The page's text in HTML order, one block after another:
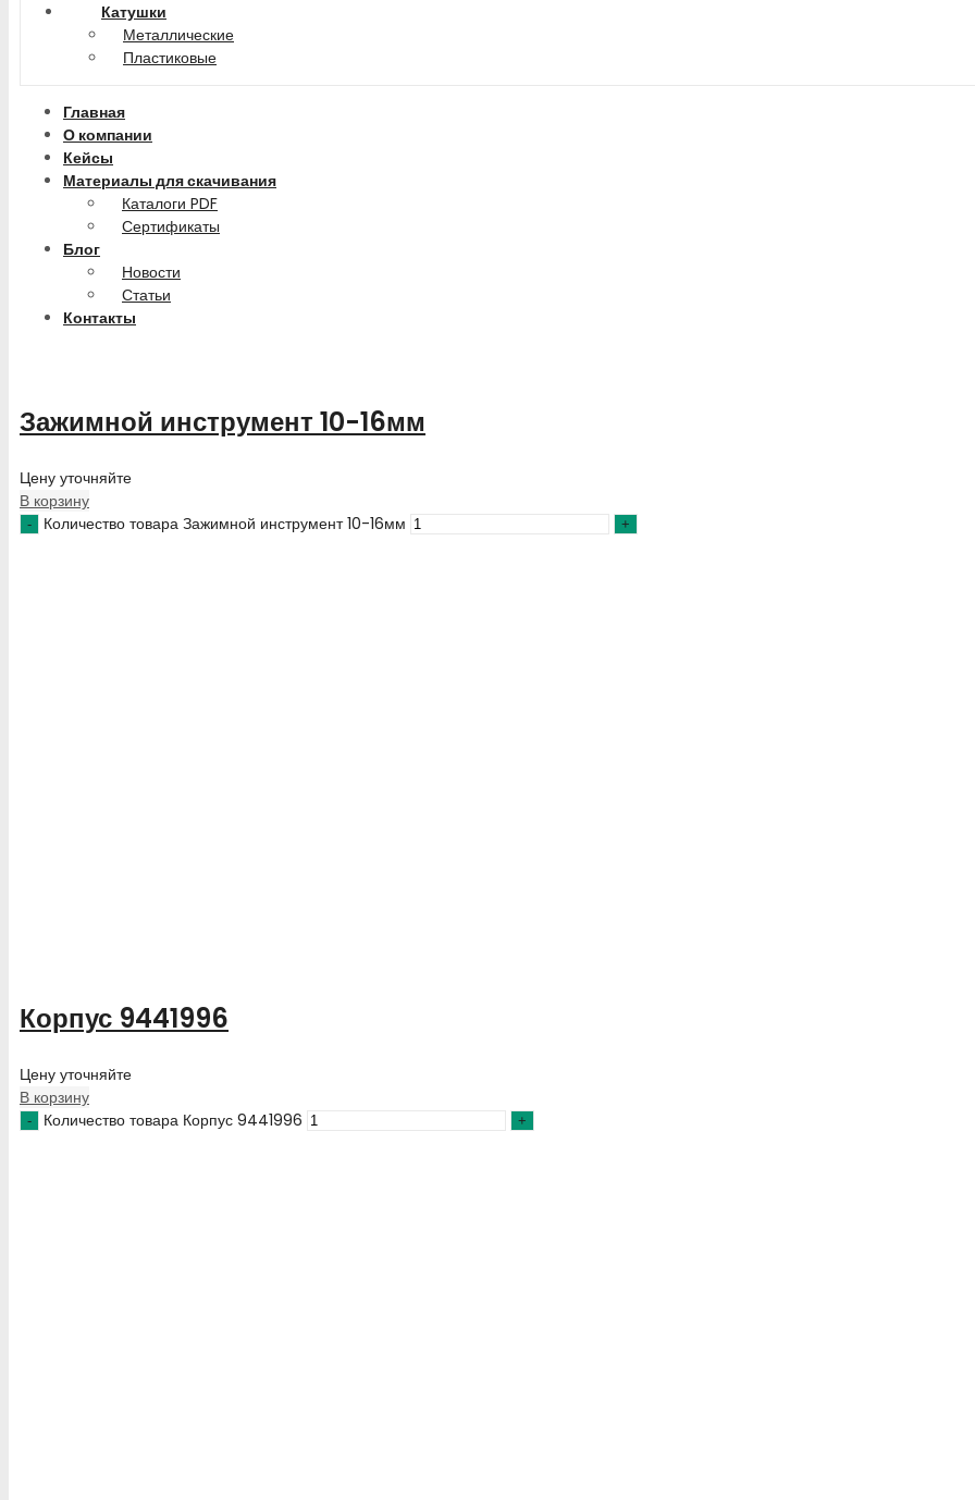
Катушки
Металлические
Пластиковые
Главная
О компании
Кейсы
Материалы для скачивания
Каталоги PDF
Сертификаты
Блог
Новости
Статьи
Контакты
Зажимной инструмент 10-16мм
Цену уточняйте
В корзину
Количество товара Зажимной инструмент 10-16мм
Корпус 9441996
Цену уточняйте
В корзину
Количество товара Корпус 9441996